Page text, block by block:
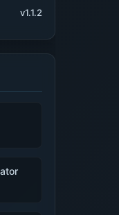
v1.1.2